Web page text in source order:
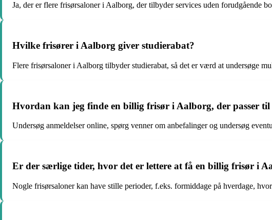
Ja, der er flere frisørsaloner i Aalborg, der tilbyder services uden forudgående
Hvilke frisører i Aalborg giver studierabat?
Flere frisørsaloner i Aalborg tilbyder studierabat, så det er værd at undersøge
Hvordan kan jeg finde en billig frisør i Aalborg, der passer til
Undersøg anmeldelser online, spørg venner om anbefalinger og undersøg
Er der særlige tider, hvor det er lettere at få en billig frisør i
Nogle frisørsaloner kan have stille perioder, f.eks. formiddage på hverdage,